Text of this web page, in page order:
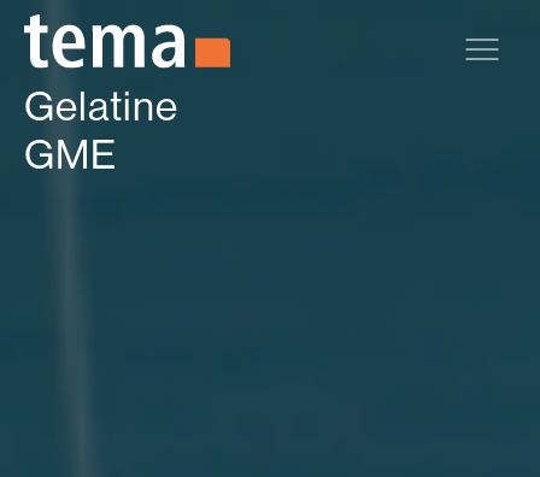
Zum Hauptinhalt springen
Gelatine
GME